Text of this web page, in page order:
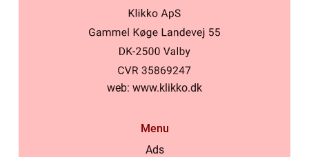
web: www.klikko.dk
Menu
Ads